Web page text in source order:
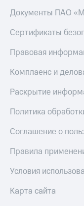
Документы ПАО
Сертификаты
Правовая
Комплаенс и
Раскрытие
Политика
Соглашение о
Правила
Условия
Карта сайта